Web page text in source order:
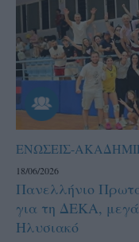
ΕΝΩΣΕΙΣ-
18/06/2026
Πανελλήνιο
για τη ΔΕΚΑ,
Ηλυσιακό